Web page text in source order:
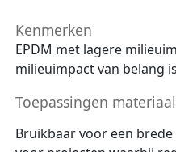
Kenmerken
EPDM met lagere
milieuimpact van belang
Toepassingen materiaal
Bruikbaar voor een